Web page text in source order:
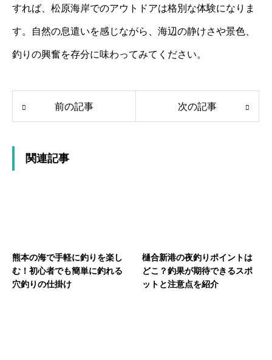
すれば、松原海岸でのアウトドアは格別な体験になりま
す。自然の息遣いを感じながら、海辺の静けさや景色、
釣りの興奮を存分に味わってみてください。
前の記事 次の記事
関連記事
熊本の海で手軽に釣りを楽し
む！初心者でも簡単に釣れる
穴釣りの仕掛け
樋合新港の夜釣りポイントは
どこ？釣果が期待できるスポ
ットと注意点を紹介